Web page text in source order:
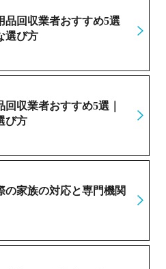
品回収業者おすすめ5選
選び方
収業者おすすめ5選｜
び方
の家族の対応と専門機関